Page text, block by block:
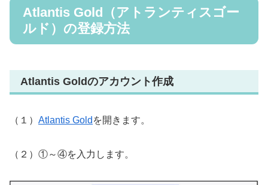
Atlantis Gold（アトランティスゴー
ルド）の登録方法
Atlantis Goldのアカウント作成
（１） Atlantis Gold を開きます。
（２）①～④を入力します。